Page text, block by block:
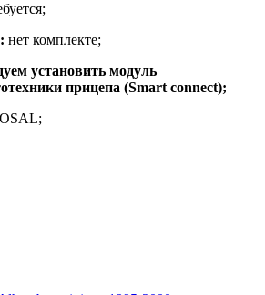
нет комплекте;
установить модуль
прицепа (Smart connect);